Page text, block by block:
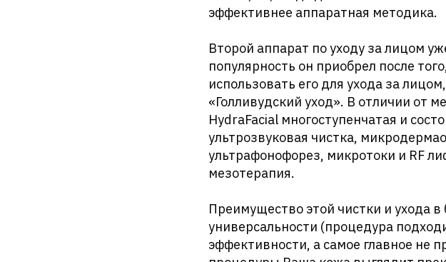
эффективнее аппаратная методика.
Второй аппарат по уходу за лицом
популярность он приобрел после
использовать его для ухода за
«Голливудский уход». В отличии от
HydraFacial многоступенчатая и
ультрозвуковая чистка,
ультрафонофорез, микротоки и RF
мезотерапия.
Преимущество этой чистки и ухода
универсальности (процедура
эффективности, а самое главное не